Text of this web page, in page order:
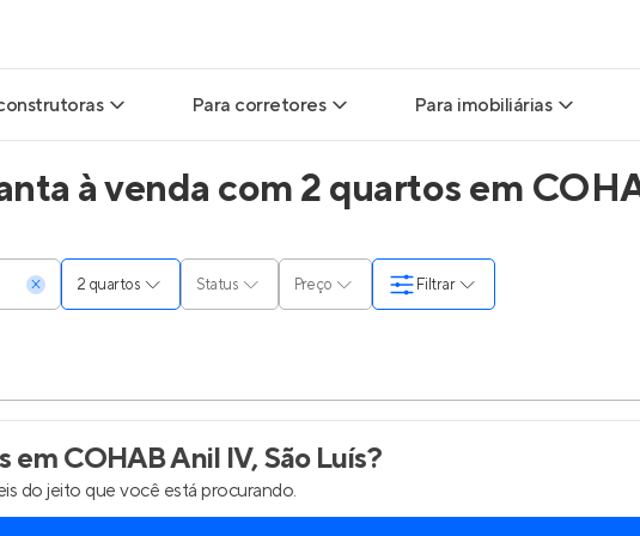
de Leads
de Vendas
Imóveis
Para corretores
Leads para Corretores
Parcerias imobiliárias
Anunciar imóveis
Para imobiliárias
Leads para Imobiliárias
Anunciar imóveis
à venda com 2 quartos em
2 quartos Status Preço Filtrar
em COHAB Anil IV, São Luís?
do jeito que você está procurando.